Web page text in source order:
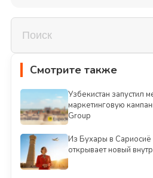
Смотрите также
Узбекистан запустил
маркетинговую
Group
Из Бухары в Сариосиё
открывает новый